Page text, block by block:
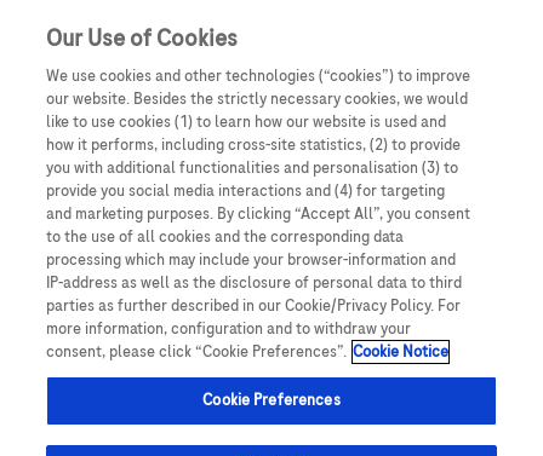
Oświadczam, że jestem lekarzem medycyny, farmaceutą
lub osobą prowadzącą obrót produktami leczniczymi.
Podmiotem odpowiedzialnym za treści zamieszczone na
portalu internetowym dlalekarzy.roche.pl jest spółka
Roche Polska Sp. z o.o. z siedzibą w Warszawie, ul.
Domaniewska 28, 02-672, KRS: 0000118292. UWAGA!
Portal ten zawiera treści będące reklamą produktów
leczniczych wydawanych jedynie na podstawie recepty w
rozumieniu ustawy z dnia 6 września 2001 roku Prawo
farmaceutyczne (t. jedn.: Dz.U. 2008, Nr 45, poz 271 z późn.
Obinutuzumab jest humanizowanym przeciwciałem
monoklonalnym typu II podklasy IgG1 skierowanym
przeciwko CD20 i otrzymywanym poprzez humanizację
mysiego przeciwciała macierzystego B-Ly1 i
wytwarzanym z zastosowaniem technologii
Our Use of Cookies
We use cookies and other technologies (“cookies”) to improve
our website. Besides the strictly necessary cookies, we would
like to use cookies (1) to learn how our website is used and
how it performs, including cross-site statistics, (2) to provide
you with additional functionalities and personalisation (3) to
provide you social media interactions and (4) for targeting
and marketing purposes. By clicking “Accept All”, you consent
to the use of all cookies and the corresponding data
processing which may include your browser-information and
IP-address as well as the disclosure of personal data to third
parties as further described in our Cookie/Privacy Policy. For
more information, configuration and to withdraw your
consent, please click “Cookie Preferences”. Cookie Notice
Cookie Preferences